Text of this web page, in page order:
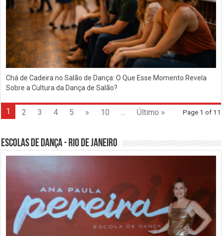
Chá de Cadeira no Salão de Dança: O Que Esse Momento Revela
Sobre a Cultura da Dança de Salão?
Page 1 of 11
1 2 3 4 5 » 10 Último »
Escolas de Dança - Rio de Janeiro